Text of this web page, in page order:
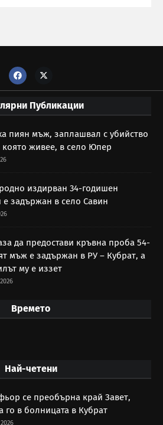
Публикации
пиян мъж, заплашвал с убийство
която живее, в село Юпер
издирван 34-годишен
е задържан в село Савин
да предостави кръвна проба 54-
мъж е задържан в РУ – Кубрат, а
му е иззет
Времето
Най-четени
се преобърна край Завет,
го в болницата в Кубрат